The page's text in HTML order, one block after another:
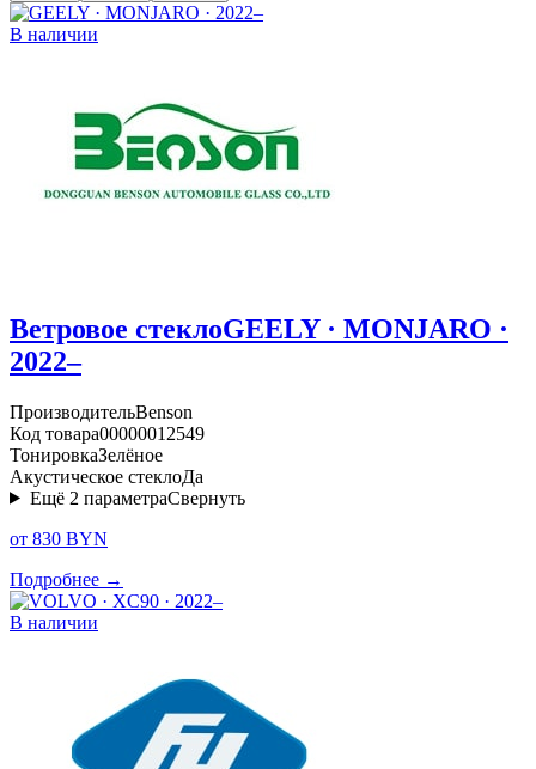
В наличии
Ветровое стеклоGEELY · MONJARO ·
2022–
ПроизводительBenson
Код товара00000012549
ТонировкаЗелёное
Акустическое стеклоДа
Ещё 2 параметраСвернуть
от 830 BYN
Подробнее →
В наличии